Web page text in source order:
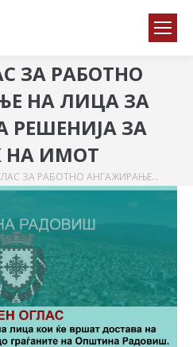
ЗА РАБОТНО
НА ЛИЦА ЗА
РЕШЕНИЈА ЗА
НА ИМОТ
ЗА РАБОТНО АНГАЖИРАЊЕ…